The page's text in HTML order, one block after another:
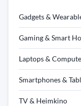
Gadgets &
Gaming & Smart
Laptops &
Smartphones &
TV & Heimkino